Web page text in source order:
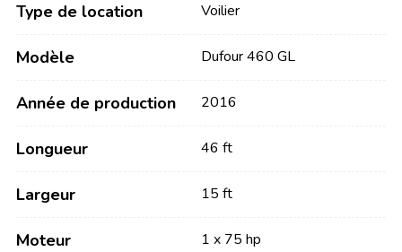
Type de location Voilier
Modèle Dufour 460 GL
Année de production 2016
Longueur 46 ft
Largeur 15 ft
Moteur 1 x 75 hp